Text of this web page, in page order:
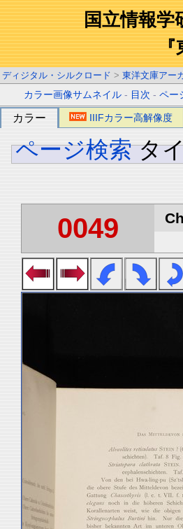
国立情報学
『
ディジタル・シルクロード > 東洋文庫アー
カラー画像サムネイル - 目次 -ペー
カラー IIIFカラー高解像度
ページ検索 タ
0049